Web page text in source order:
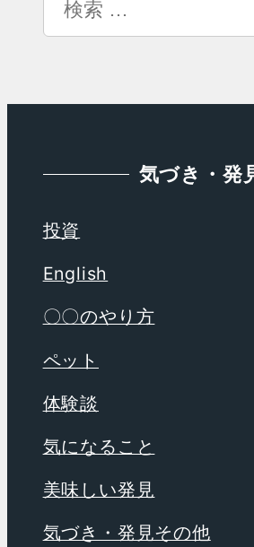
カ
索
気づき・発
投資
English
〇〇のやり方
ペット
体験談
気になること
美味しい発見
気づき・発見その他